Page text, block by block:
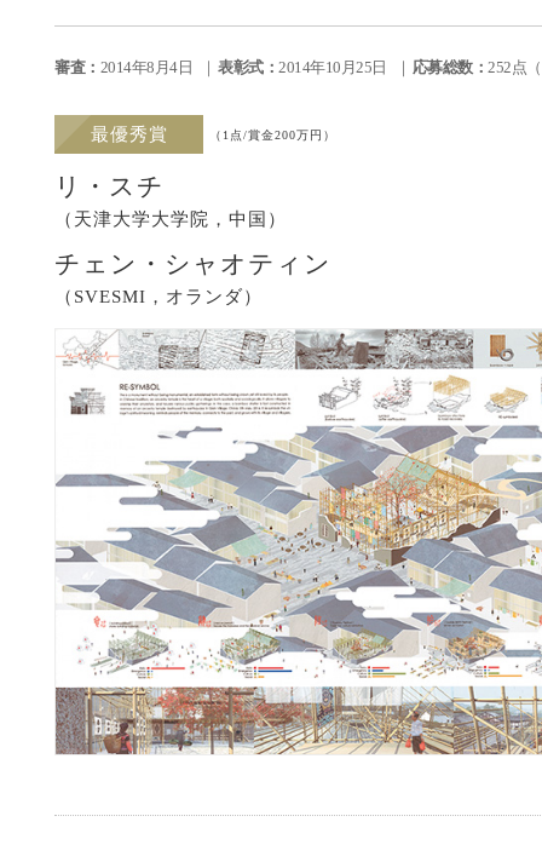
審査： 2014年8月4日 表彰式： 2014年10月25日 応募総数： 252点
最優秀賞 （1点/賞金200万円）
リ・スチ
（天津大学大学院，中国）
チェン・シャオティン
（SVESMI，オランダ）